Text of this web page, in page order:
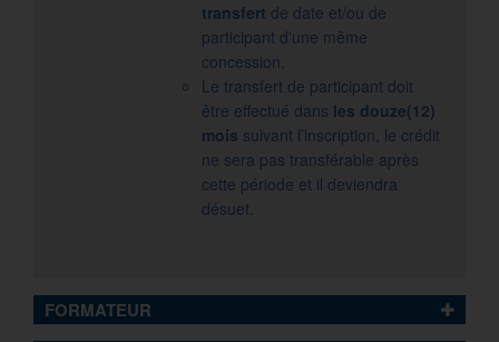
transfert de date et/ou de
participant d'une même
concession.
Le transfert de participant doit
être effectué dans les douze(12)
mois suivant l’inscription, le crédit
ne sera pas transférable après
cette période et il deviendra
désuet.
FORMATEUR